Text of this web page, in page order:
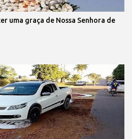
uma graça de Nossa Senhora de